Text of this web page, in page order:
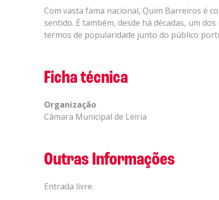
Com vasta fama nacional, Quim Barreiros é
sentido. É também, desde há décadas, um
termos de popularidade junto do público
Ficha técnica
Organização
Câmara Municipal de Leiria
Outras Informações
Entrada livre.